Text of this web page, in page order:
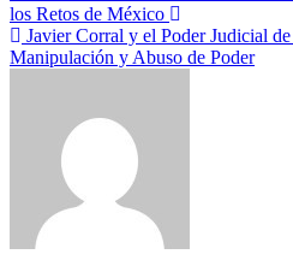
los Retos de México
Javier Corral y el Poder Judicial
Manipulación y Abuso de Poder